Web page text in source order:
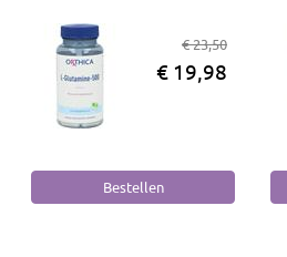
€ 23,50
€ 19,98